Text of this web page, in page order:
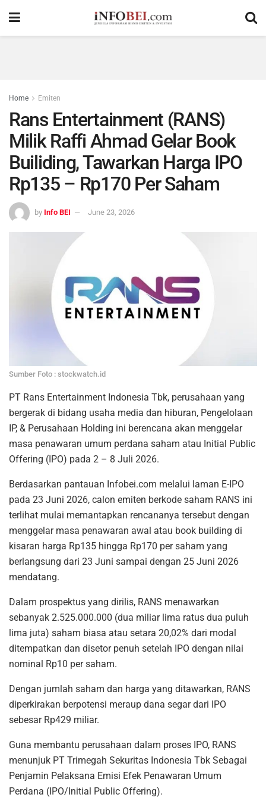
Home Emiten
Rans Entertainment (RANS)
Milik Raffi Ahmad Gelar Book
Builiding, Tawarkan Harga IPO
Rp135 – Rp170 Per Saham
by Info BEI June 23, 2026
Sumber Foto : stockwatch.id
PT Rans Entertainment Indonesia Tbk, perusahaan yang
bergerak di bidang usaha media dan hiburan, Pengelolaan
IP, & Perusahaan Holding ini berencana akan menggelar
masa penawaran umum perdana saham atau Initial Public
Offering (IPO) pada 2 – 8 Juli 2026.
Berdasarkan pantauan Infobei.com melalui laman E-IPO
pada 23 Juni 2026, calon emiten berkode saham RANS ini
terlihat mulai memantapkan rencananya tersebut dengan
menggelar masa penawaran awal atau book building di
kisaran harga Rp135 hingga Rp170 per saham yang
berlangsung dari 23 Juni sampai dengan 25 Juni 2026
mendatang.
Dalam prospektus yang dirilis, RANS menawarkan
sebanyak 2.525.000.000 (dua miliar lima ratus dua puluh
lima juta) saham biasa atau setara 20,02% dari modal
ditempatkan dan disetor penuh setelah IPO dengan nilai
nominal Rp10 per saham.
Dengan jumlah saham dan harga yang ditawarkan, RANS
diperkirakan berpotensi meraup dana segar dari IPO
sebesar Rp429 miliar.
Guna membantu perusahaan dalam proses IPO, RANS
menunjuk PT Trimegah Sekuritas Indonesia Tbk Sebagai
Penjamin Pelaksana Emisi Efek Penawaran Umum
Perdana (IPO/Initial Public Offering).